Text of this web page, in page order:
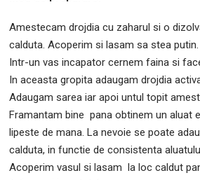
Amestecam drojdia cu zaharul si o
calduta. Acoperim si lasam sa stea putin.
Intr-un vas incapator cernem faina si
In aceasta gropita adaugam drojdia
Adaugam sarea iar apoi untul topit
Framantam bine pana obtinem un aluat
lipeste de mana. La nevoie se poate
calduta, in functie de consistenta
Acoperim vasul si lasam la loc caldut